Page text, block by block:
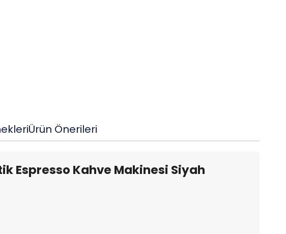
Ürün Önerileri
Espresso Kahve Makinesi Siyah